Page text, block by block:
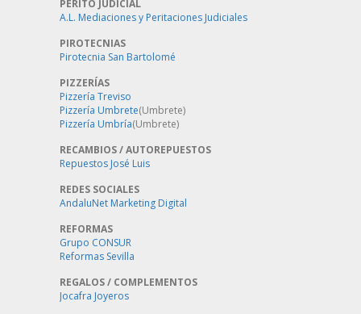
PERITO JUDICIAL
A.L. Mediaciones y Peritaciones Judiciales
PIROTECNIAS
Pirotecnia San Bartolomé
PIZZERÍAS
Pizzería Treviso
Pizzería Umbrete(Umbrete)
Pizzería Umbría(Umbrete)
RECAMBIOS / AUTOREPUESTOS
Repuestos José Luis
REDES SOCIALES
AndaluNet Marketing Digital
REFORMAS
Grupo CONSUR
Reformas Sevilla
REGALOS / COMPLEMENTOS
Jocafra Joyeros